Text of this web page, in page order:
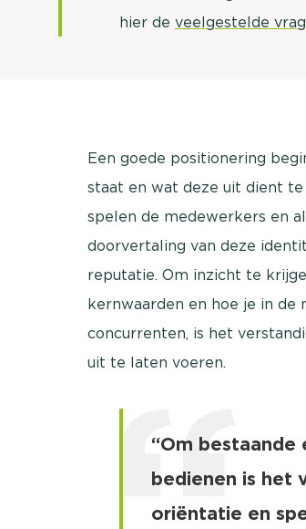
hier de veelgestelde
Een goede positionering
staat en wat deze uit dient
spelen de medewerkers en
doorvertaling van deze
reputatie. Om inzicht te
kernwaarden en hoe je in
concurrenten, is het
uit te laten voeren.
“Om
bedienen is het
oriëntatie en